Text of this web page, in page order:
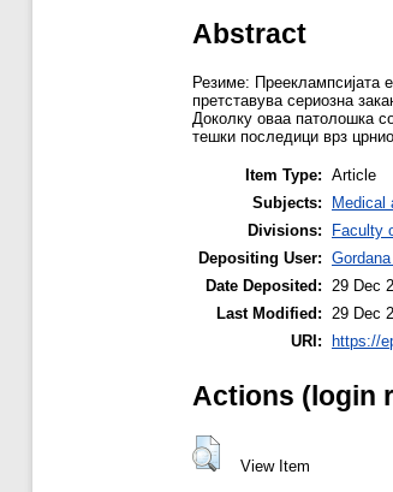
Abstract
Резиме: Прееклампсијата
претставува сериозна
Доколку оваа патолошка
тешки последици врз
Item Type: Article
Subjects:
Medical
Divisions:
Faculty
Depositing User:
Date Deposited: 29 Dec
Last Modified: 29 Dec
URI:
https://
Actions (login
View Item